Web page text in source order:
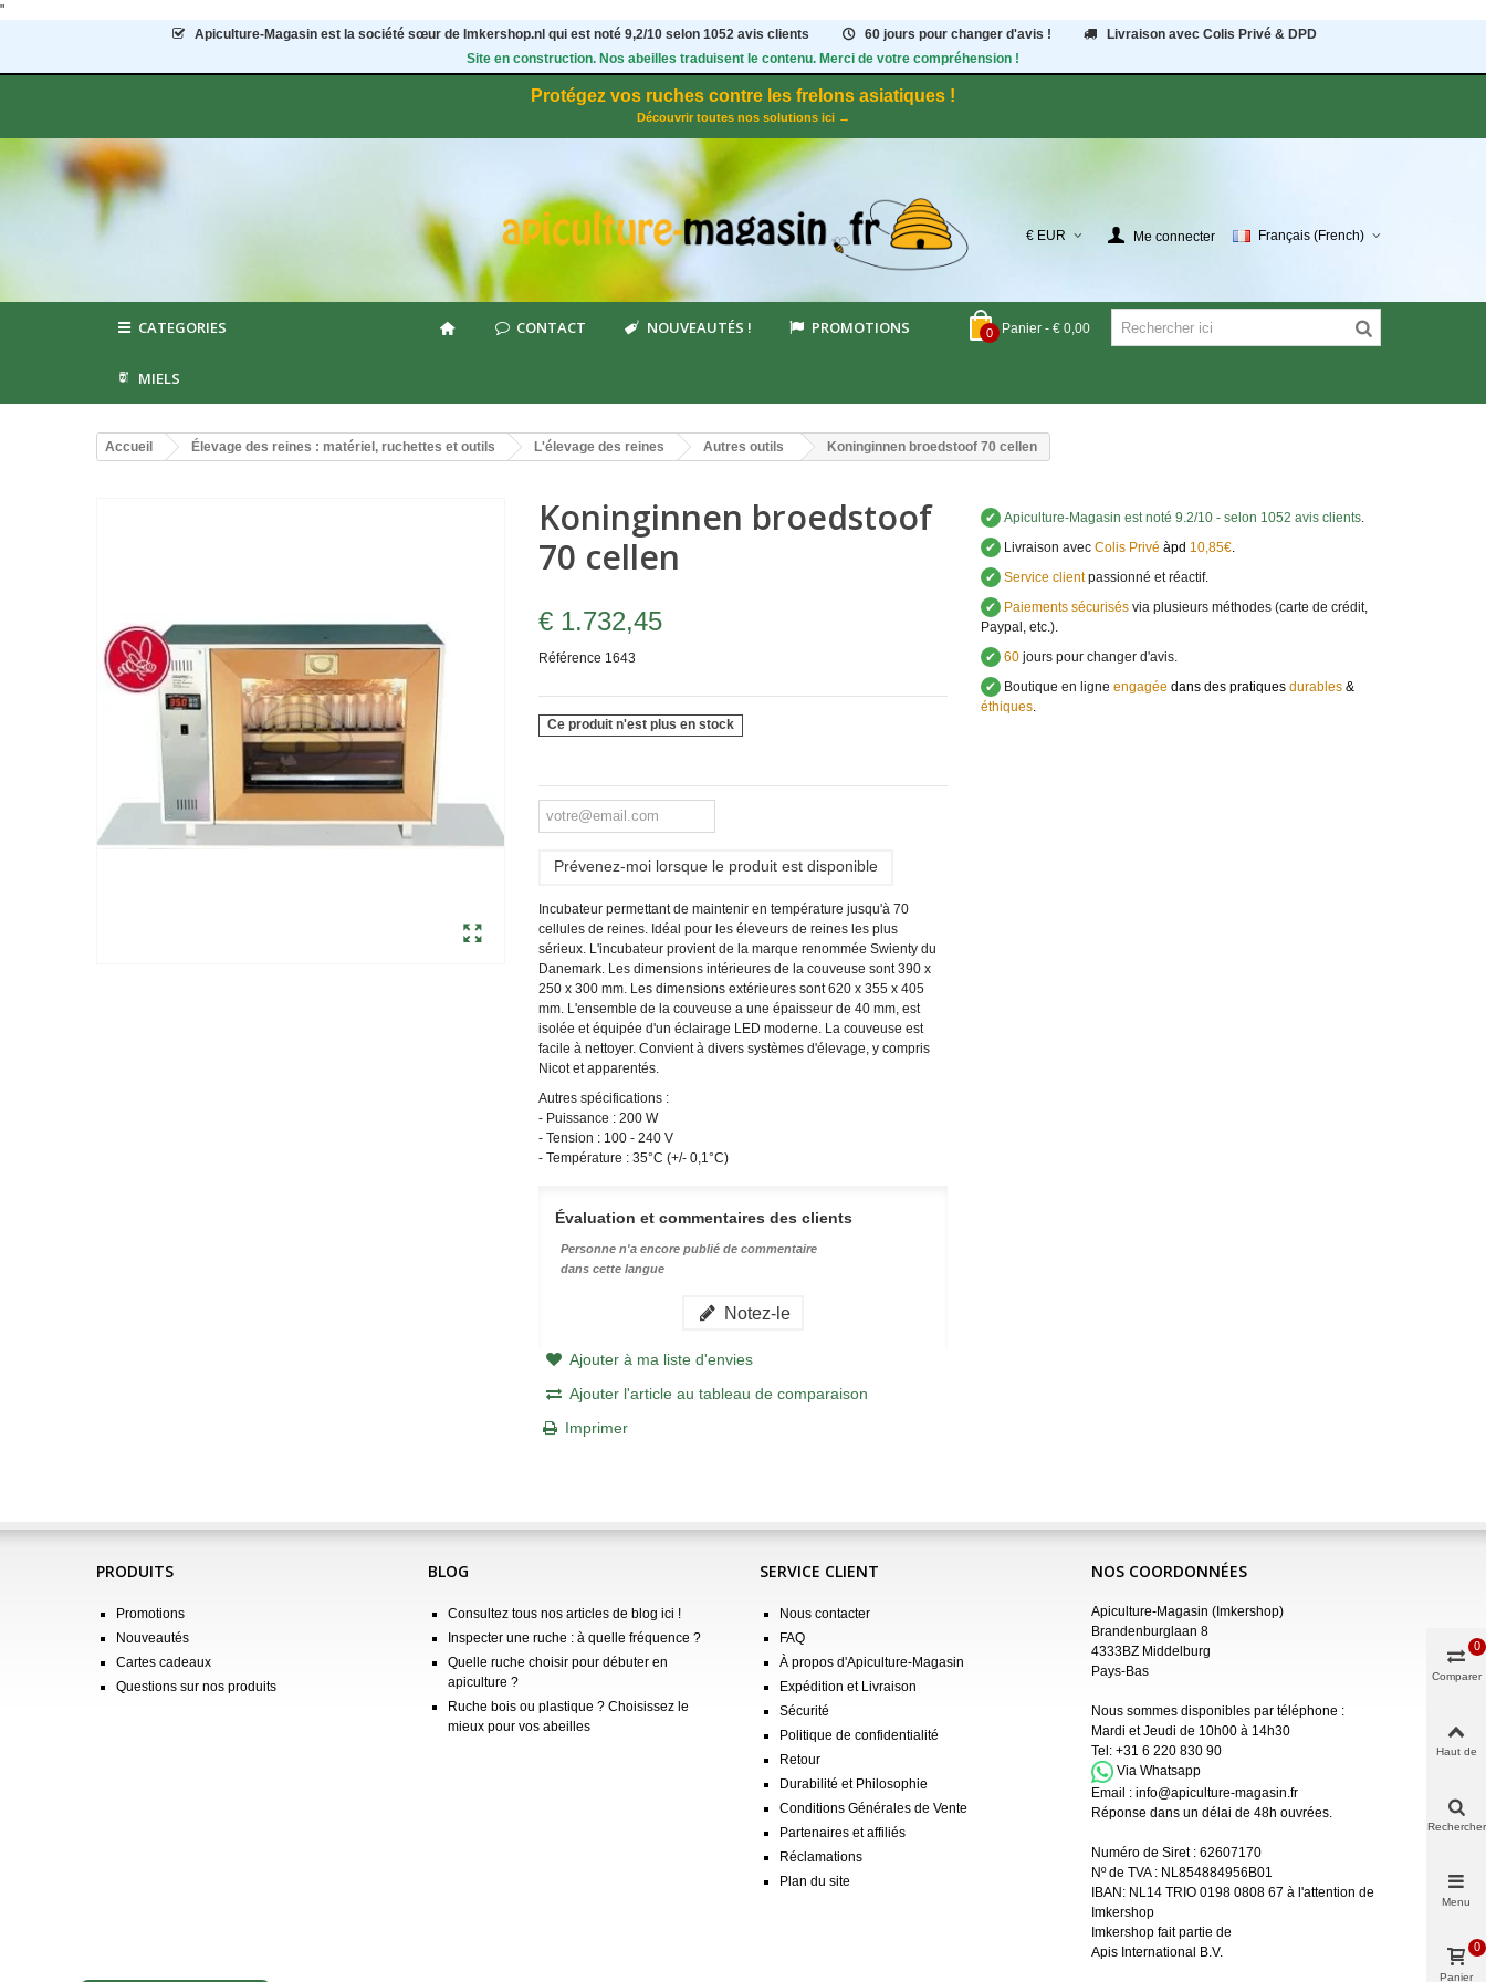
"
Apiculture-Magasin est la société sœur de Imkershop.nl qui est noté 9,2/10 selon 1052avis clients 60 jours pour changer d'avis !
Livraison avec Colis Privé & DPD
Site en construction. Nos abeilles traduisent le contenu. Merci de votre compréhension !
Protégez vos ruches contre les frelons asiatiques !
Découvrir toutes nos solutions ici →
€ EUR Me connecter Français (French)
0 Panier - € 0,00
CATEGORIES CONTACT NOUVEAUTÉS ! PROMOTIONS
MIELS
Accueil Élevage des reines : matériel, ruchettes et outils L'élevage des reines Autres outils Koninginnen broedstoof 70 cellen
Koninginnen broedstoof
70 cellen
€ 1.732,45
Référence 1643
Ce produit n'est plus en stock
Prévenez-moi lorsque le produit est disponible
Incubateur permettant de maintenir en température jusqu'à 70
cellules de reines. Idéal pour les éleveurs de reines les plus
sérieux. L'incubateur provient de la marque renommée Swienty du
Danemark. Les dimensions intérieures de la couveuse sont 390 x
250 x 300 mm. Les dimensions extérieures sont 620 x 355 x 405
mm. L'ensemble de la couveuse a une épaisseur de 40 mm, est
isolée et équipée d'un éclairage LED moderne. La couveuse est
facile à nettoyer. Convient à divers systèmes d'élevage, y compris
Nicot et apparentés.
Autres spécifications :
- Puissance : 200 W
- Tension : 100 - 240 V
- Température : 35°C (+/- 0,1°C)
Évaluation et commentaires des clients
Personne n'a encore publié de commentaire
dans cette langue
Notez-le
Ajouter à ma liste d'envies
Ajouter l'article au tableau de comparaison
Imprimer
✔ Apiculture-Magasin est noté 9.2/10 - selon 1052 avis clients.
✔ Livraison avecColis Privé àpd 10,85€.
✔ Service clientpassionné et réactif.
✔ Paiements sécurisésvia plusieurs méthodes (carte de crédit,
Paypal, etc.).
✔ 60jours pour changer d'avis.
✔ Boutique en ligne engagée dans des pratiques durables&
éthiques.
PRODUITS
Promotions
Nouveautés
Cartes cadeaux
Questions sur nos produits
BLOG
Consultez tous nos articles de blog ici !
Inspecter une ruche : à quelle fréquence ?
Quelle ruche choisir pour débuter en
apiculture ?
Ruche bois ou plastique ? Choisissez le
mieux pour vos abeilles
SERVICE CLIENT
Nous contacter
FAQ
À propos d'Apiculture-Magasin
Expédition et Livraison
Sécurité
Politique de confidentialité
Retour
Durabilité et Philosophie
Conditions Générales de Vente
Partenaires et affiliés
Réclamations
Plan du site
NOS COORDONNÉES
Apiculture-Magasin (Imkershop)
Brandenburglaan 8
4333BZ Middelburg
Pays-Bas
Nous sommes disponibles par téléphone :
Mardi et Jeudi de 10h00 à 14h30
Tel: +31 6 220 830 90
Via Whatsapp
Email : info@apiculture-magasin.fr
Réponse dans un délai de 48h ouvrées.
Numéro de Siret : 62607170
Nº de TVA : NL854884956B01
IBAN: NL14 TRIO 0198 0808 67 à l'attention de
Imkershop
Imkershop fait partie de
Apis International B.V.
Comparer
0
Haut de
Rechercher
Menu
Panier
0